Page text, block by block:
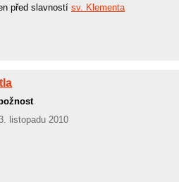
před slavností sv. Klementa
listopadu 2010